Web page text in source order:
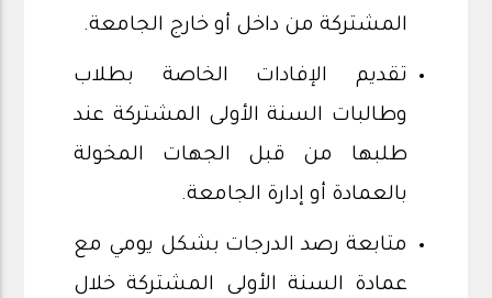
المشتركة من داخل أو خارج الجامعة.
تقديم الإفادات الخاصة بطلاب
وطالبات السنة الأولى المشتركة عند
طلبها من قبل الجهات المخولة
بالعمادة أو إدارة الجامعة.
متابعة رصد الدرجات بشكل يومي مع
عمادة السنة الأولى المشتركة خلال